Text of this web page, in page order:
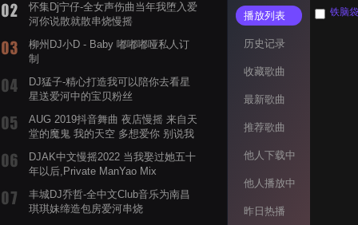
怀集Dj宁仔-全女声伤曲当年我堕入爱
河你说散就散串烧慢摇
柳州DJ小D - Baby 嘟嘟嘟哑私人订
制
DJ猛子-精心打造我可以陪你去看星
星送爱河中的宝贝粉丝
AUG 2019抖音舞曲 夜店慢摇 来自天
堂的魔鬼 我的天空 多想爱你 别说我
DJAK中文慢摇2022 当我娶过她五十
年以后,Private ManYao Mix
丰城DJ乔哲-全中文Club音乐为南昌
琪琪妹缔造包房爱河串烧
播放列表
历史记录
收藏歌曲
最新歌曲
推荐歌曲
他人下载中
他人播放中
昨日热播
铁脑